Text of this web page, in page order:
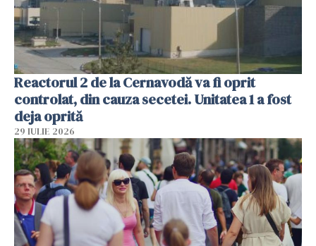
Reactorul 2 de la Cernavodă va fi oprit
controlat, din cauza secetei. Unitatea 1 a fost
deja oprită
29 IULIE 2026